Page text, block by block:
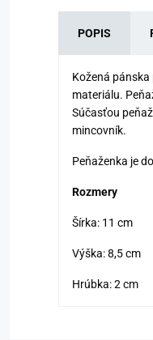
POPIS
Kožená
materiálu.
Súčasťou
mincovník.
Peňaženka je
Rozmery
Šírka: 11 cm
Výška: 8,5 cm
Hrúbka: 2 cm